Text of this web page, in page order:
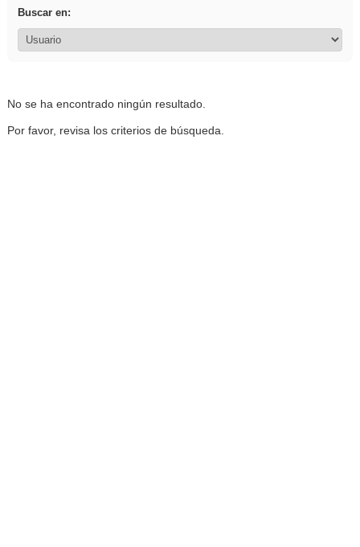
Buscar en:
No se ha encontrado ningún resultado.
Por favor, revisa los criterios de búsqueda.